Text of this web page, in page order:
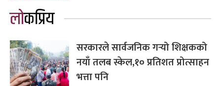
लोकप्रिय
सरकारले सार्वजनिक गर्‍यो शिक्षकको
नयाँ तलब स्केल,१० प्रतिशत प्रोत्साहन
भत्ता पनि